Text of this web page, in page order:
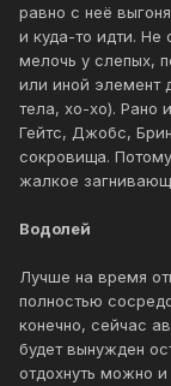
равно с неё
и куда-то идти. Не
мелочь у слепых,
или иной элемент
тела, хо-хо). Рано
Гейтс, Джобс,
сокровища.
жалкое
Водолей
Лучше на время
полностью
конечно, сейчас
будет вынужден
отдохнуть можно